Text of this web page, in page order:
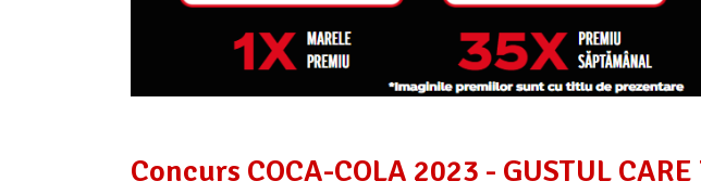
Concurs COCA-COLA 2023 - GUSTUL CARE